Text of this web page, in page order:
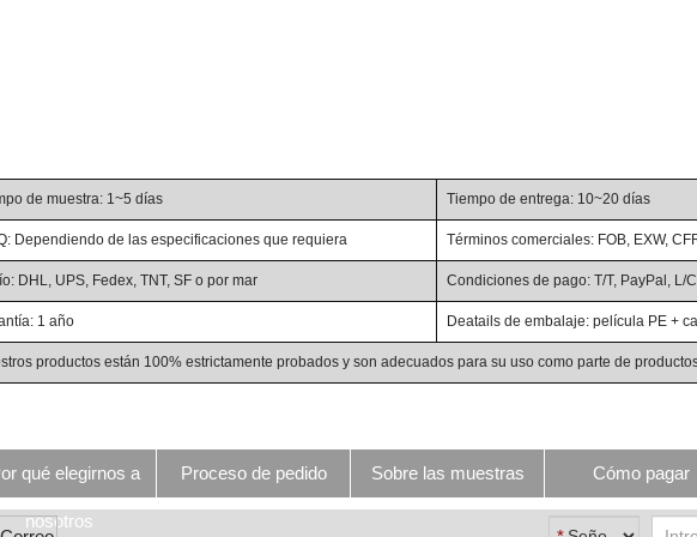
de muestra: 1~5 días Tiempo de entrega: 10~20 días
Dependiendo de las especificaciones que requiera Términos comerciales: FOB, EXW,
DHL, UPS, Fedex, TNT, SF o por mar Condiciones de pago: T/T, PayPal, L/
1 año Deatails de embalaje: película PE +
productos están 100% estrictamente probados y son adecuados para su uso como parte de
qué elegirnos a
nosotros
Proceso de pedido Sobre las muestras Cómo pagar